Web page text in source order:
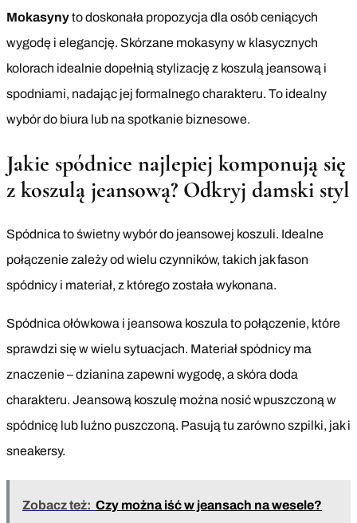
Mokasynyto doskonała propozycja dla osób ceniących
wygodę i elegancję. Skórzane mokasyny w klasycznych
kolorach idealnie dopełnią stylizację z koszulą jeansową i
spodniami, nadając jej formalnego charakteru. To idealny
wybór do biura lub na spotkanie biznesowe.
Jakie spódnice najlepiej komponują się
z koszulą jeansową? Odkryj damski styl
Spódnica to świetny wybór do jeansowej koszuli. Idealne
połączenie zależy od wielu czynników, takich jak fason
spódnicy i materiał, z którego została wykonana.
Spódnica ołówkowa i jeansowa koszula to połączenie, które
sprawdzi się w wielu sytuacjach. Materiał spódnicy ma
znaczenie – dzianina zapewni wygodę, a skóra doda
charakteru. Jeansową koszulę można nosić wpuszczoną w
spódnicę lub luźno puszczoną. Pasują tu zarówno szpilki, jak i
sneakersy.
Zobacz też: Czy można iść w jeansach na wesele?